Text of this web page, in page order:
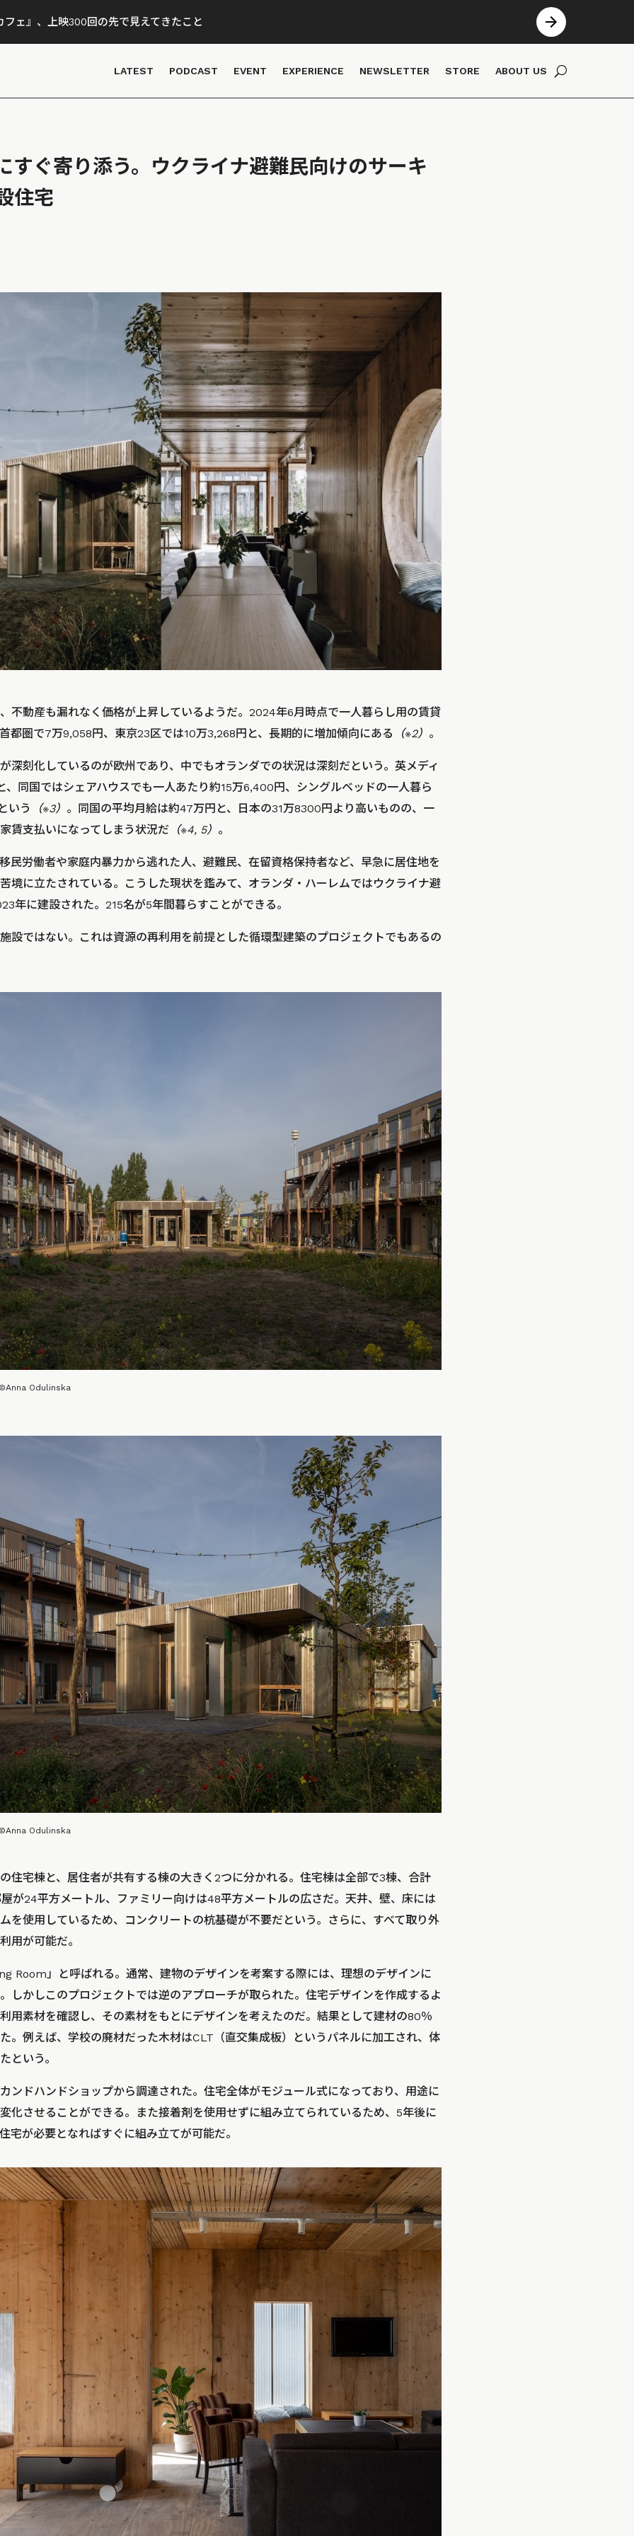
ェ』、上映300回の先で見えてきたこと
LATEST PODCAST EVENT EXPERIENCE NEWSLETTER STORE ABOUT US
すぐ寄り添う。ウクライナ避難民向けのサーキ
住宅
不動産も漏れなく価格が上昇しているようだ。2024年6月時点で一人暮らし用の賃貸
都圏で7万9,058円、東京23区では10万3,268円と、長期的に増加傾向にある
（※2） 。
深刻化しているのが欧州であり、中でもオランダでの状況は深刻だという。英メディ
同国ではシェアハウスでも一人あたり約15万6,400円、シングルベッドの一人暮ら
いう
（※3） 。同国の平均月給は約47万円と、日本の31万8300円より高いものの、一
賃支払いになってしまう状況だ （※4, 5） 。
民労働者や家庭内暴力から逃れた人、避難民、在留資格保持者など、早急に居住地を
境に立たされている。こうした現状を鑑みて、オランダ・ハーレムではウクライナ避
年に建設された。215名が5年間暮らすことができる。
設ではない。これは資源の再利用を前提とした循環型建築のプロジェクトでもあるの
Odulinska
Odulinska
住宅棟と、居住者が共有する棟の大きく2つに分かれる。住宅棟は全部で3棟、合計
が24平方メートル、ファミリー向けは48平方メートルの広さだ。天井、壁、床には
を使用しているため、コンクリートの杭基礎が不要だという。さらに、すべて取り外
用が可能だ。
Room」と呼ばれる。通常、建物のデザインを考案する際には、理想のデザインに
しかしこのプロジェクトでは逆のアプローチが取られた。住宅デザインを作成するよ
用素材を確認し、その素材をもとにデザインを考えたのだ。結果として建材の80％
。例えば、学校の廃材だった木材はCLT（直交集成板）というパネルに加工され、体
という。
ンドハンドショップから調達された。住宅全体がモジュール式になっており、用途に
化させることができる。また接着剤を使用せずに組み立てられているため、5年後に
宅が必要となればすぐに組み立てが可能だ。